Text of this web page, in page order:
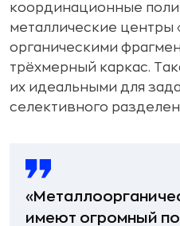
координационные
металлические центры
органическими
трёхмерный каркас.
их идеальными для
селективного
имеют огромный